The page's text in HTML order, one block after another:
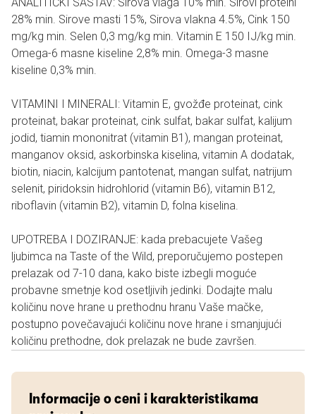
28% min. Sirove masti 15%, Sirova vlakna 4.5%, Cink 150
mg/kg min. Selen 0,3 mg/kg min. Vitamin E 150 IJ/kg min.
Omega-6 masne kiseline 2,8% min. Omega-3 masne
kiseline 0,3% min.
VITAMINI I MINERALI: Vitamin E, gvožđe proteinat, cink
proteinat, bakar proteinat, cink sulfat, bakar sulfat, kalijum
jodid, tiamin mononitrat (vitamin B1), mangan proteinat,
manganov oksid, askorbinska kiselina, vitamin A dodatak,
biotin, niacin, kalcijum pantotenat, mangan sulfat, natrijum
selenit, piridoksin hidrohlorid (vitamin B6), vitamin B12,
riboflavin (vitamin B2), vitamin D, folna kiselina.
UPOTREBA I DOZIRANJE: kada prebacujete Vašeg
ljubimca na Taste of the Wild, preporučujemo postepen
prelazak od 7-10 dana, kako biste izbegli moguće
probavne smetnje kod osetljivih jedinki. Dodajte malu
količinu nove hrane u prethodnu hranu Vaše mačke,
postupno povečavajući količinu nove hrane i smanjujući
količinu prethodne, dok prelazak ne bude završen.
Informacije o ceni i karakteristikama